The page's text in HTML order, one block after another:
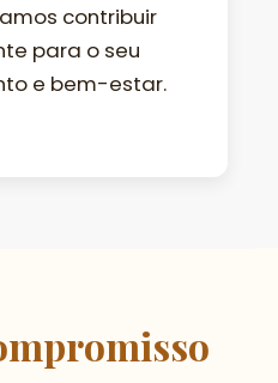
contribuir
para o seu
e bem-estar.